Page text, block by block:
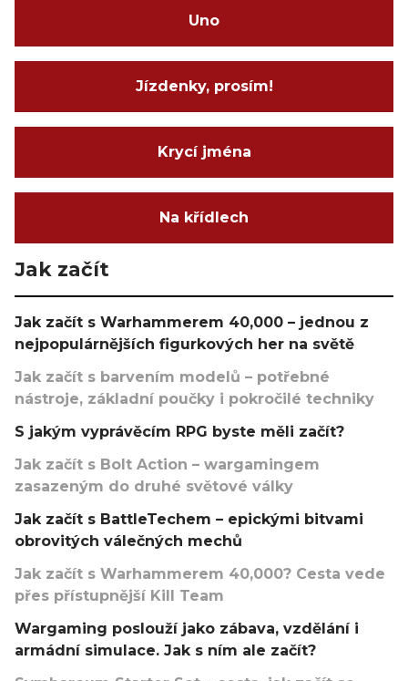
Uno
Jízdenky, prosím!
Krycí jména
Na křídlech
Jak začít
Jak začít s Warhammerem 40,000 – jednou z
nejpopulárnějších figurkových her na světě
Jak začít s barvením modelů – potřebné
nástroje, základní poučky i pokročilé techniky
S jakým vyprávěcím RPG byste měli začít?
Jak začít s Bolt Action – wargamingem
zasazeným do druhé světové války
Jak začít s BattleTechem – epickými bitvami
obrovitých válečných mechů
Jak začít s Warhammerem 40,000? Cesta vede
přes přístupnější Kill Team
Wargaming poslouží jako zábava, vzdělání i
armádní simulace. Jak s ním ale začít?